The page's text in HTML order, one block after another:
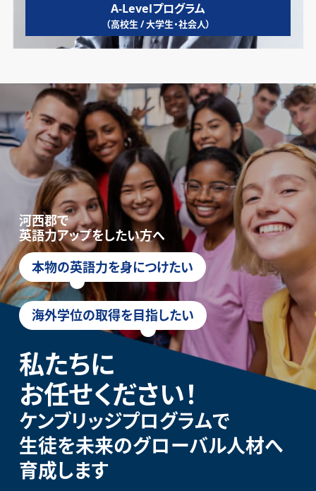
A-Levelプログラム
（高校生 / 大学生・社会人）
河西郡で
英語力アップをしたい方へ
本物の英語力を身につけたい
海外学位の取得を目指したい
私たちに
お任せください！
ケンブリッジプログラムで
生徒を未来のグローバル人材へ
育成します